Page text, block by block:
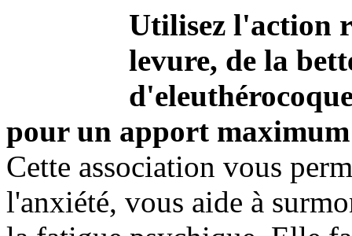
Utilisez l'action
levure, de la
pour un apport
Cette association vous
l'anxiété, vous aide à